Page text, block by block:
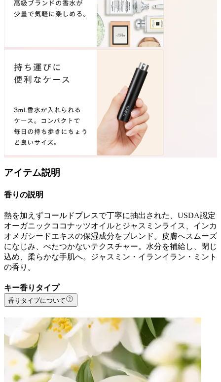
アイテム説明
香りの説明
熱を加えずコールドプレスで丁寧に抽出された、USDA認定
オーガニックココナッツオイルとジャスミンライス、インカ
オメガシードエキスの保湿成分をブレンド。皮膚へスムーズ
になじみ、べたつかないテクスチャー。水分を補給し、閉じ
込め、柔らかな手肌へ。ジャスミン・イランイラン・ミント
の香り。
キー香りタイプ
香りタイプについて